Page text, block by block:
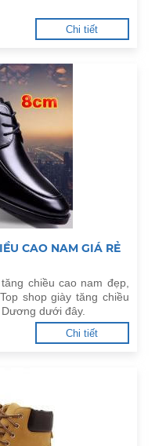
Chi tiết
CAO NAM GIÁ RẺ
chiều cao nam đẹp,
shop giày tăng chiều
dưới đây.
Chi tiết